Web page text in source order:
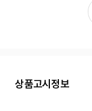
상품고시정보